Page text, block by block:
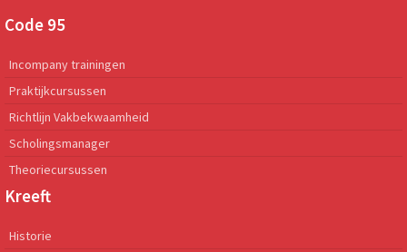
Code 95
Incompany trainingen
Praktijkcursussen
Richtlijn Vakbekwaamheid
Scholingsmanager
Theoriecursussen
Kreeft
Historie